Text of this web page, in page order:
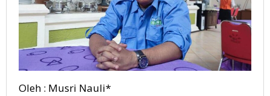
Oleh : Musri Nauli*